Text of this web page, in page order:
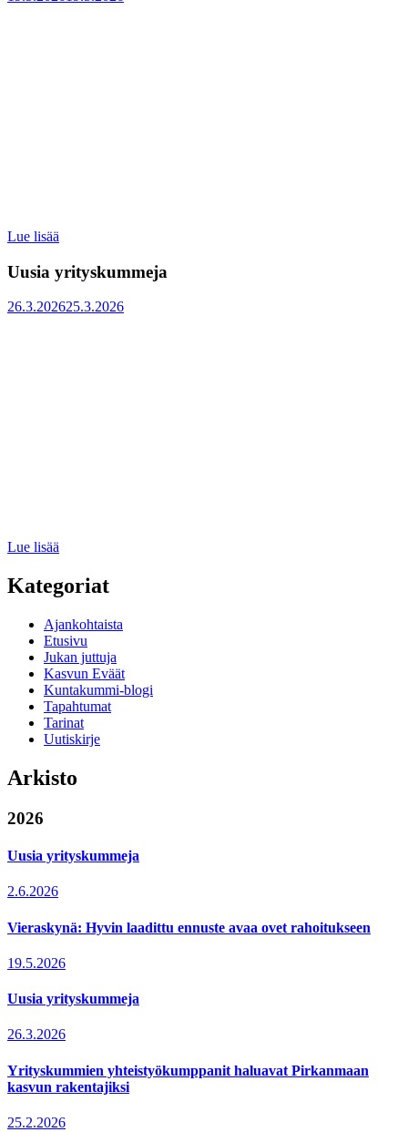
Lue lisää
Hyvin
laadittu
ennuste
avaa
Uusia yrityskummeja
Julkaistu
26.3.202625.3.2026
Lue lisää
yrityskummeja
Kategoriat
Ajankohtaista
Etusivu
Jukan juttuja
Kasvun Eväät
Kuntakummi-blogi
Tapahtumat
Tarinat
Uutiskirje
Arkisto
2026
Uusia yrityskummeja
2.6.2026
Vieraskynä: Hyvin laadittu ennuste avaa ovet rahoitukseen
19.5.2026
Uusia yrityskummeja
26.3.2026
Yrityskummien yhteistyökumppanit haluavat Pirkanmaan
kasvun rakentajiksi
25.2.2026